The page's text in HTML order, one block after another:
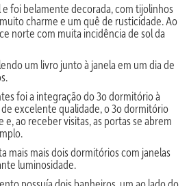
foi belamente decorada, com tijolinhos
charme e um quê de rusticidade. Ao
norte com muita incidência de sol da
um livro junto à janela em um dia de
foi a integração do 3o dormitório à
excelente qualidade, o 3o dormitório
ao receber visitas, as portas se abrem
mais mais dois dormitórios com janelas
luminosidade.